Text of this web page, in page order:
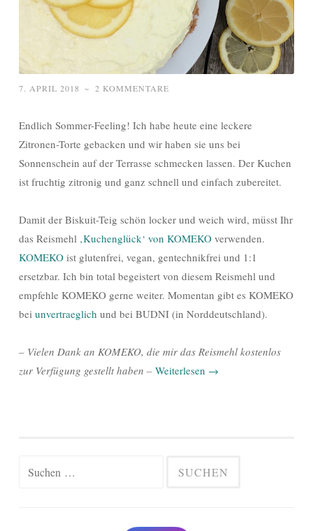
7. APRIL 2018 ~ 2 KOMMENTARE
Endlich Sommer-Feeling! Ich habe heute eine leckere
Zitronen-Torte gebacken und wir haben sie uns bei
Sonnenschein auf der Terrasse schmecken lassen. Der Kuchen
ist fruchtig zitronig und ganz schnell und einfach zubereitet.
Damit der Biskuit-Teig schön locker und weich wird, müsst Ihr
das Reismehl ‚Kuchenglück‘ von KOMEKO verwenden.
KOMEKO ist glutenfrei, vegan, gentechnikfrei und 1:1
ersetzbar. Ich bin total begeistert von diesem Reismehl und
empfehle KOMEKO gerne weiter. Momentan gibt es KOMEKO
bei unvertraeglich und bei BUDNI (in Norddeutschland).
– Vielen Dank an KOMEKO, die mir das Reismehl kostenlos
zur Verfügung gestellt haben – Weiterlesen →
Suchen